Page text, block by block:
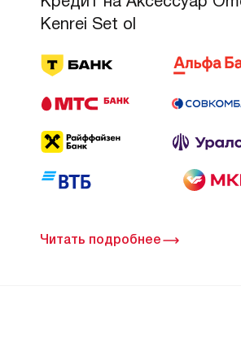
Kenrei Set ol
Читать подробнее